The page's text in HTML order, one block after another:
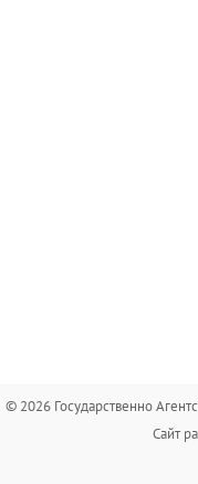
© 2026 Государственно
Сайт